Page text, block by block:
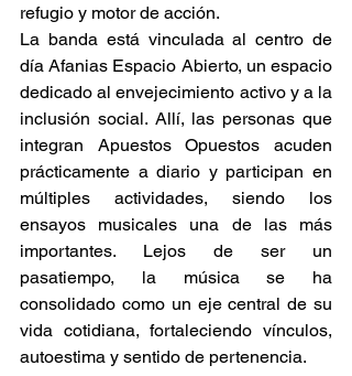
refugio y motor de acción.
La banda está vinculada al centro de
día Afanias Espacio Abierto, un espacio
dedicado al envejecimiento activo y a la
inclusión social. Allí, las personas que
integran Apuestos Opuestos acuden
prácticamente a diario y participan en
múltiples actividades, siendo los
ensayos musicales una de las más
importantes. Lejos de ser un
pasatiempo, la música se ha
consolidado como un eje central de su
vida cotidiana, fortaleciendo vínculos,
autoestima y sentido de pertenencia.